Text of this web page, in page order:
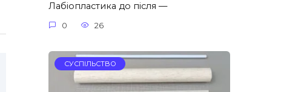
Лабіопластика до після —
0 26
СУСПІЛЬСТВО